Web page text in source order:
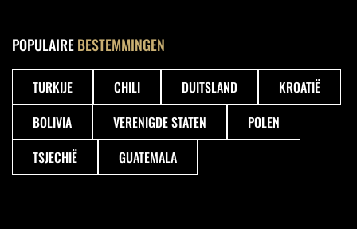
POPULAIREBESTEMMINGEN
TURKIJE CHILI DUITSLAND
KROATIË
BOLIVIA
VERENIGDE STATEN
POLEN
TSJECHIË
GUATEMALA